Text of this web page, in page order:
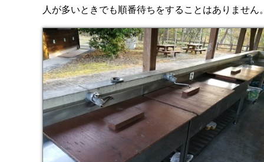
人が多いときでも順番待ちをすることはありません